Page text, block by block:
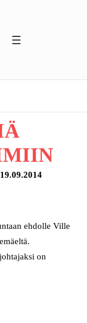
19.09.2014
ehdolle Ville
on